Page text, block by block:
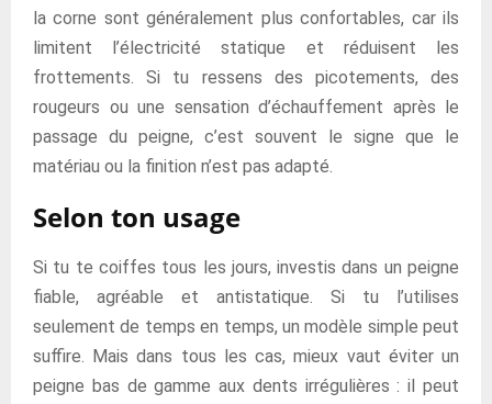
la corne sont généralement plus confortables, car ils
limitent l’électricité statique et réduisent les
frottements. Si tu ressens des picotements, des
rougeurs ou une sensation d’échauffement après le
passage du peigne, c’est souvent le signe que le
matériau ou la finition n’est pas adapté.
Selon ton usage
Si tu te coiffes tous les jours, investis dans un peigne
fiable, agréable et antistatique. Si tu l’utilises
seulement de temps en temps, un modèle simple peut
suffire. Mais dans tous les cas, mieux vaut éviter un
peigne bas de gamme aux dents irrégulières : il peut